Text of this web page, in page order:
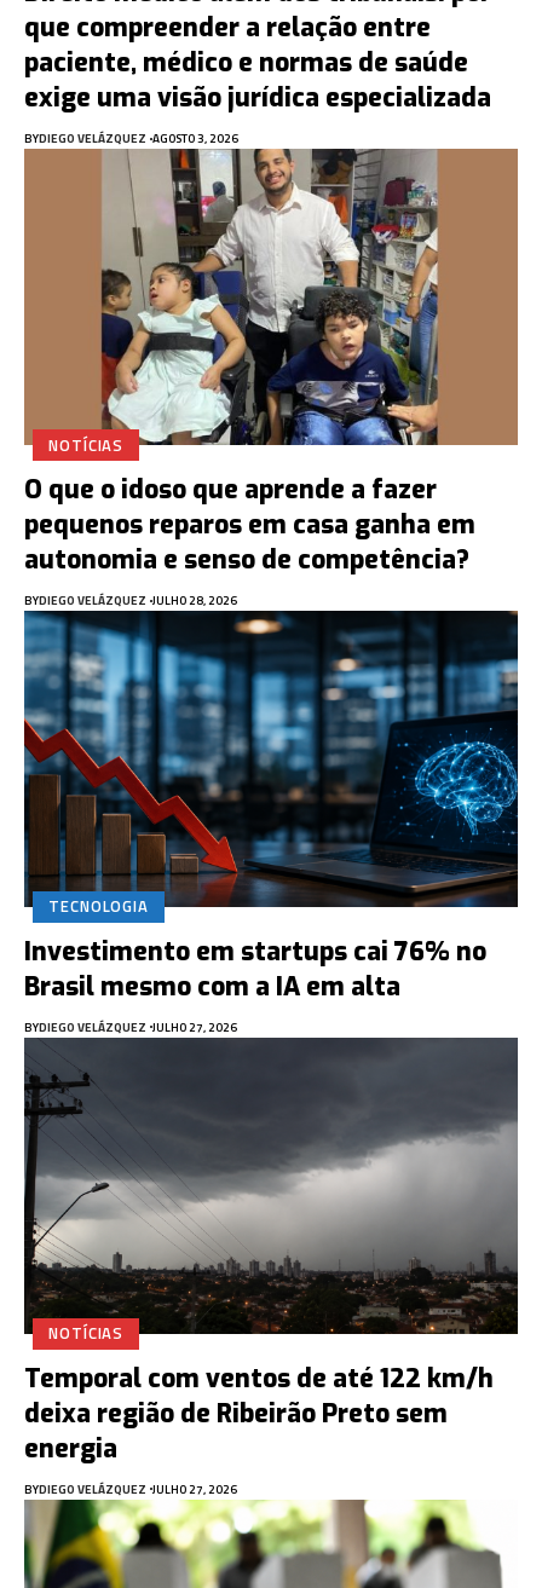
que compreender a relação entre
paciente, médico e normas de saúde
exige uma visão jurídica especializada
BYDIEGO VELÁZQUEZ AGOSTO 3, 2026
NOTÍCIAS
O que o idoso que aprende a fazer
pequenos reparos em casa ganha em
autonomia e senso de competência?
BYDIEGO VELÁZQUEZ JULHO 28, 2026
TECNOLOGIA
Investimento em startups cai 76% no
Brasil mesmo com a IA em alta
BYDIEGO VELÁZQUEZ JULHO 27, 2026
NOTÍCIAS
Temporal com ventos de até 122 km/h
deixa região de Ribeirão Preto sem
energia
BYDIEGO VELÁZQUEZ JULHO 27, 2026